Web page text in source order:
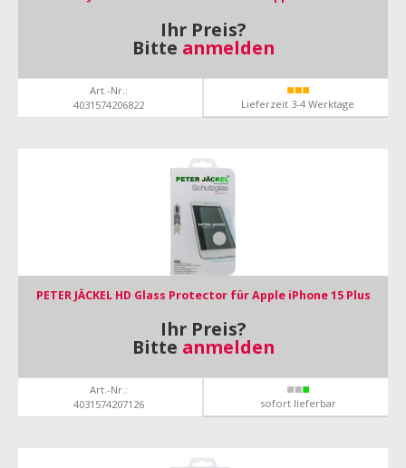
Ihr Preis?
Bitte anmelden
Art.-Nr.:
4031574206822
Lieferzeit 3-4 Werktage
PETER JÄCKEL HD Glass Protector für Apple iPhone 15 Plus
Ihr Preis?
Bitte anmelden
Art.-Nr.:
4031574207126
sofort lieferbar